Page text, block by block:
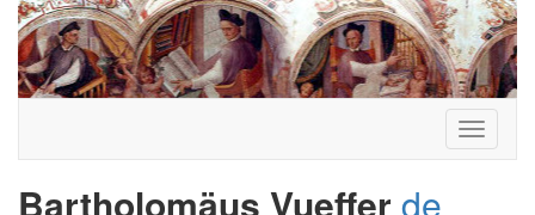
Toggle
Bartholomäus Vueffer de